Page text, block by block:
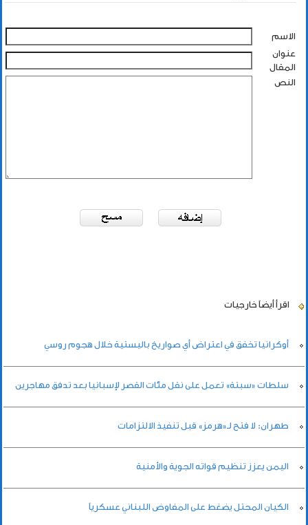
الاسم
عنوان
المقال
النص
اقرأ أيضاً خارجيات
أوكرانيا تخفق في اعتراض أي صواريخ باليستية خلال هجوم روسي
سلطات «سبتة» تعمل على نقل مئات القصر لإسبانيا بعد تدفق مهاجرين
طهران: لا فتح لـ«هرمز» قبل تنفيذ الالتزامات
اليمن يعزز تنظيم قواته الجوية والأمنية
الكيان المحتل يضغط على المفاوض اللبناني عسكرياً